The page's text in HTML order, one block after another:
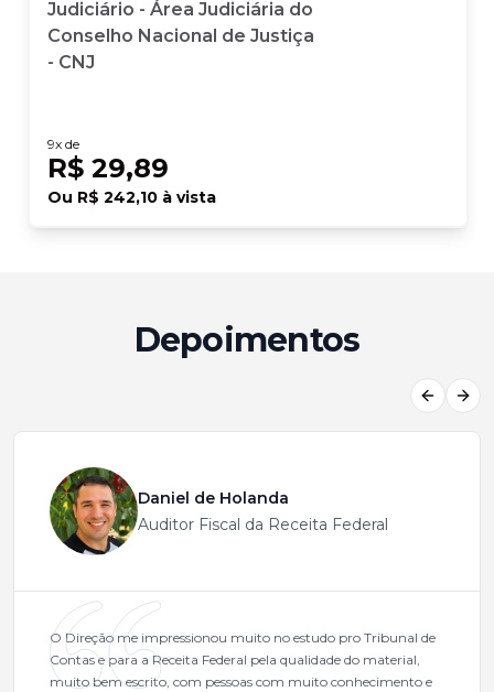
Judiciário - Área Judiciária do
Conselho Nacional de Justiça
- CNJ
9x de
R$ 29,89
Ou R$ 242,10à vista
Depoimentos
Daniel de Holanda
Auditor Fiscal da Receita Federal
O Direção me impressionou muito no estudo pro Tribunal de
Contas e para a Receita Federal pela qualidade do material,
muito bem escrito, com pessoas com muito conhecimento e